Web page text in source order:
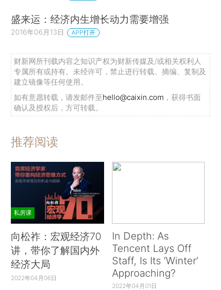
盛来运：经济内生增长动力需要增强
2016年06月13日 APP打开
财新网所刊载内容之知识产权为财新传媒及/或相关权利人
专属所有或持有。未经许可，禁止进行转载、摘编、复制及
建立镜像等任何使用。
如有意愿转载，请发邮件至hello@caixin.com ，获得书面
确认及授权后，方可转载。
推荐阅读
私房课
向松祚：宏观经济70
讲，带你了解国内外
经济大局
2022年04月06日
In Depth: As
Tencent Lays Off
Staff, Is Its ‘Winter’
Approaching?
2022年04月01日